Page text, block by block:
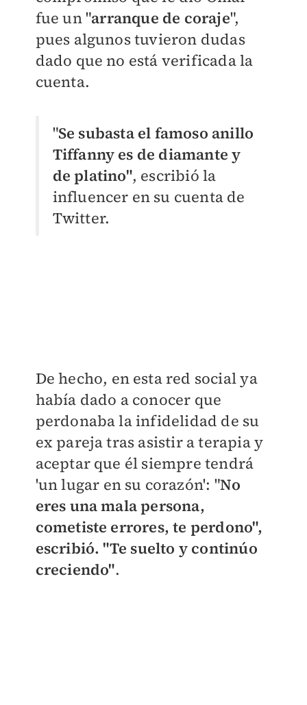
fue un "arranque de coraje",
pues algunos tuvieron dudas
dado que no está verificada la
cuenta.
"Se subasta el famoso anillo
Tiffanny es de diamante y
de platino", escribió la
influencer en su cuenta de
Twitter.
De hecho, en esta red social ya
había dado a conocer que
perdonaba la infidelidad de su
ex pareja tras asistir a terapia y
aceptar que él siempre tendrá
'un lugar en su corazón': "No
eres una mala persona,
cometiste errores, te perdono",
escribió. "Te suelto y continúo
creciendo".